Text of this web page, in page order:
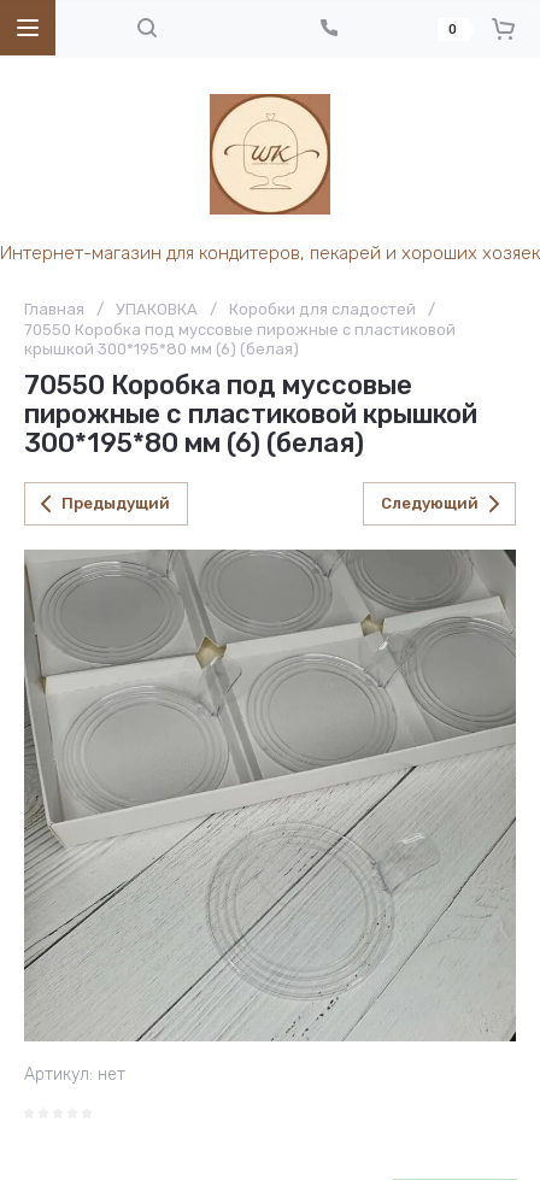
Интернет-магазин для кондитеров, пекарей и хороших хозяек
0
Главная / УПАКОВКА / Коробки для сладостей
/
70550 Коробка под муссовые пирожные с пластиковой
крышкой 300*195*80 мм (6) (белая)
70550 Коробка под муссовые
пирожные с пластиковой крышкой
300*195*80 мм (6) (белая)
Предыдущий Следующий
Артикул: нет